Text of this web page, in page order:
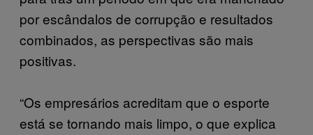
por escândalos de corrupção e resultados
combinados, as perspectivas são mais
positivas.
“Os empresários acreditam que o esporte
está se tornando mais limpo, o que explica